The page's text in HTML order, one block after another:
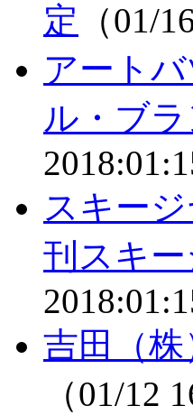
定 （01/
アート
ル・ブ
スキー
刊スキ
吉田（
（01/12